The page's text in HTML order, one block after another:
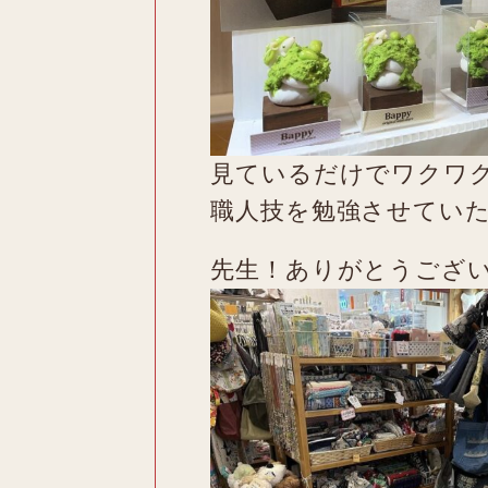
見ているだけでワクワ
職人技を勉強させてい
先生！ありがとうござ